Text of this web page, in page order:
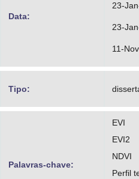
Data:
23-
23-
11-
Tipo:
Palavras-chave:
EVI
EVI2
NDVI
Perfil